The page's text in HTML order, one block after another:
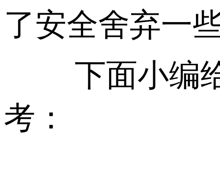
了安全舍弃一
下面小编给
考：